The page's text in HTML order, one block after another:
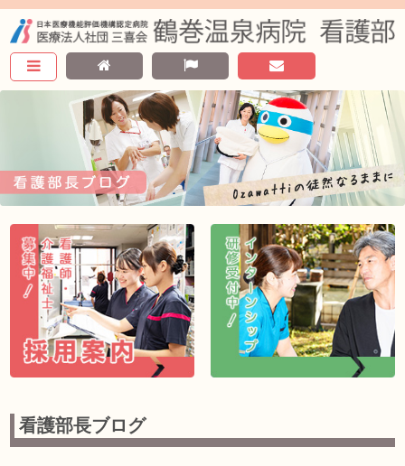
看護部長ブログ